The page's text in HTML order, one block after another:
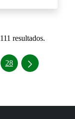
resultados.
Use TAB para
28